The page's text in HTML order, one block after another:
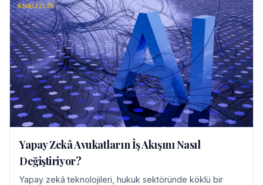
ANALIZLER
Yapay Zekâ Avukatların İş Akışını Nasıl
Değiştiriyor?
Yapay zekâ teknolojileri, hukuk sektöründe köklü bir